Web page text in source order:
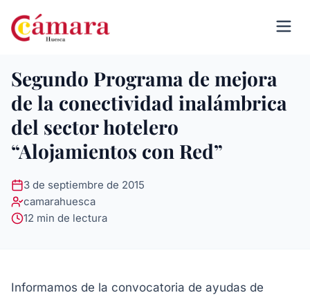
Segundo Programa de mejora
de la conectividad inalámbrica
del sector hotelero
“Alojamientos con Red”
3 de septiembre de 2015
camarahuesca
12 min de lectura
Informamos de la convocatoria de ayudas de